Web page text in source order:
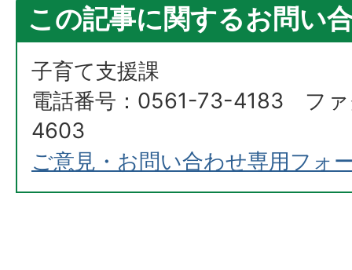
この記事に関するお問い
子育て支援課
電話番号：0561-73-4183 フ
4603
ご意見・お問い合わせ専用フォ